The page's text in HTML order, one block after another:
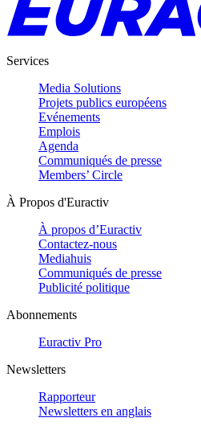
Services
Media Solutions
Projets publics européens
Evénements
Emplois
Agenda
Communiqués de presse
Members’ Circle
À Propos d'Euractiv
À propos d’Euractiv
Contactez-nous
Mediahuis
Communiqués de presse
Publicité politique
Abonnements
Euractiv Pro
Newsletters
Rapporteur
Newsletters en anglais